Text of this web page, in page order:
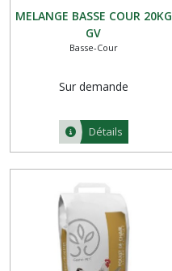
MELANGE BASSE COUR 20KG
GV
Basse-Cour
Sur demande
Détails